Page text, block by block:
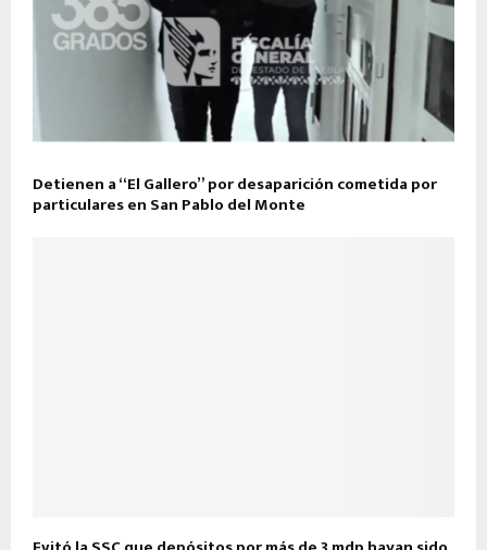
Detienen a “El Gallero” por desaparición cometida por
particulares en San Pablo del Monte